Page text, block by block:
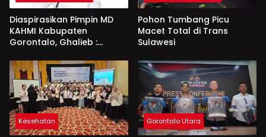
Diaspirasikan Pimpin MD
KAHMI Kabupaten
Gorontalo, Ghalieb :
Pohon Tumbang Picu
Macet Total di Trans
Sulawesi
Kesehatan Gorontalo Utara